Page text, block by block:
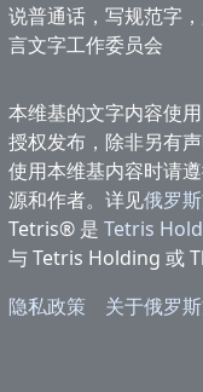
说普通话，写规范字
言文字工作委员会
本维基的文字内容使用
授权发布，除非另有声
使用本维基内容时请
源和作者。详见俄罗
Tetris® 是Tetris
与 Tetris Holding 或
隐私政策
关于俄罗